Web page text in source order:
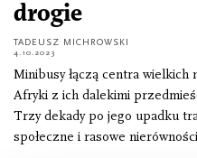
drogie
TADEUSZ MICHROWSKI
4.10.2023
Minibusy łączą centra wielkich
Afryki z ich dalekimi
Trzy dekady po jego upadku
społeczne i rasowe